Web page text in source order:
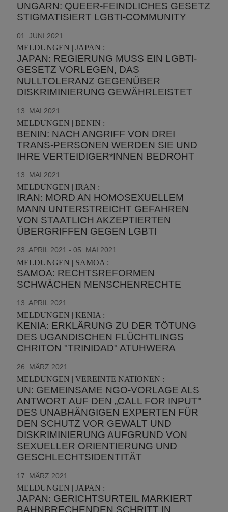
UNGARN: QUEER-FEINDLICHES GESETZ
STIGMATISIERT LGBTI-COMMUNITY
01. JUNI 2021
MELDUNGEN | JAPAN :
JAPAN: REGIERUNG MUSS EIN LGBTI-
GESETZ VORLEGEN, DAS
NULLTOLERANZ GEGENÜBER
DISKRIMINIERUNG GEWÄHRLEISTET
13. MAI 2021
MELDUNGEN | BENIN :
BENIN: NACH ANGRIFF VON DREI
TRANS-PERSONEN WERDEN SIE UND
IHRE VERTEIDIGER*INNEN BEDROHT
13. MAI 2021
MELDUNGEN | IRAN :
IRAN: MORD AN HOMOSEXUELLEM
MANN UNTERSTREICHT GEFAHREN
VON STAATLICH AKZEPTIERTEN
ÜBERGRIFFEN GEGEN LGBTI
23. APRIL 2021 - 05. MAI 2021
MELDUNGEN | SAMOA :
SAMOA: RECHTSREFORMEN
SCHWÄCHEN MENSCHENRECHTE
13. APRIL 2021
MELDUNGEN | KENIA :
KENIA: ERKLÄRUNG ZU DER TÖTUNG
DES UGANDISCHEN FLÜCHTLINGS
CHRITON "TRINIDAD" ATUHWERA
26. MÄRZ 2021
MELDUNGEN | VEREINTE NATIONEN :
UN: GEMEINSAME NGO-VORLAGE ALS
ANTWORT AUF DEN „CALL FOR INPUT"
DES UNABHÄNGIGEN EXPERTEN FÜR
DEN SCHUTZ VOR GEWALT UND
DISKRIMINIERUNG AUFGRUND VON
SEXUELLER ORIENTIERUNG UND
GESCHLECHTSIDENTITÄT
17. MÄRZ 2021
MELDUNGEN | JAPAN :
JAPAN: GERICHTSURTEIL MARKIERT
BAHNBRECHENDEN SCHRITT IN